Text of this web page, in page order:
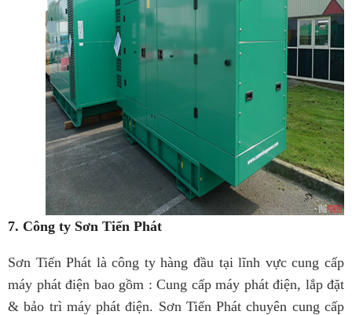
7. Công ty Sơn Tiến Phát
Sơn Tiến Phát là công ty hàng đầu tại lĩnh vực cung cấp
máy phát điện bao gồm : Cung cấp máy phát điện, lắp đặt
& bảo trì máy phát điện. Sơn Tiến Phát chuyên cung cấp